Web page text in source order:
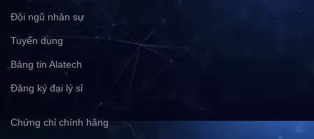
Đội ngũ nhân sự
Tuyển dụng
Bảng tin Alatech
Đăng ký đại lý sỉ
Chứng chỉ chính hãng